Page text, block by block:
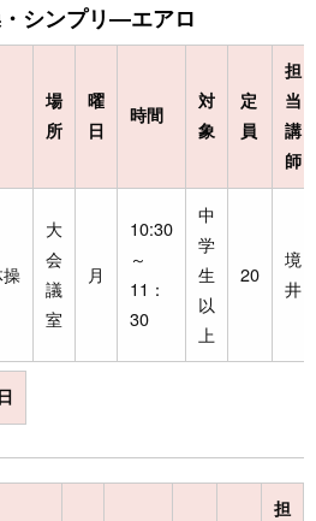
シンプリ―エアロ
場
所
曜
日
時間
対
象
定
員
担
当
講
師
大
会
議
室
月
10:30
～
11：
30
中
学
生
以
上
20
境
井
担